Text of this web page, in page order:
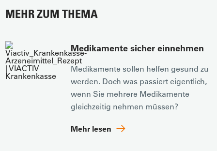
MEHR ZUM THEMA
Medikamente sicher einnehmen
Medikamente sollen helfen gesund zu
werden. Doch was passiert eigentlich,
wenn Sie mehrere Medikamente
gleichzeitig nehmen müssen?
Mehr lesen